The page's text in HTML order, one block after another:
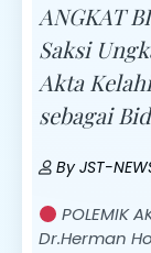
ANGKAT
Saksi
Akta
sebagai
ByJST-
POLEMIK
Dr.Herman